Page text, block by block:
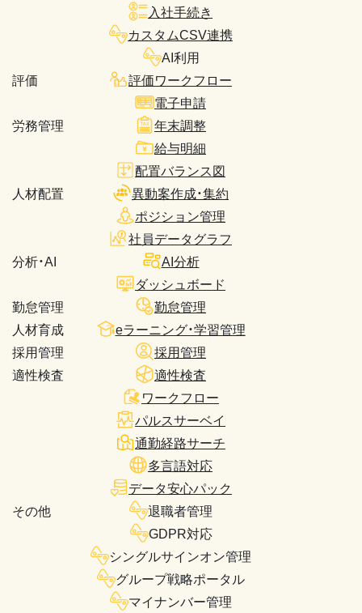
入社手続き
カスタムCSV連携
AI利用
評価
評価ワークフロー
労務管理
電子申請
年末調整
給与明細
人材配置
配置バランス図
異動案作成・集約
ポジション管理
分析・AI
社員データグラフ
AI分析
ダッシュボード
勤怠管理
勤怠管理
人材育成
eラーニング・学習管理
採用管理
採用管理
適性検査
適性検査
その他
ワークフロー
パルスサーベイ
通勤経路サーチ
多言語対応
データ安心パック
退職者管理
GDPR対応
シングルサインオン管理
グループ戦略ポータル
マイナンバー管理